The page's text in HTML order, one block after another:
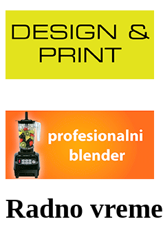
Radno vreme